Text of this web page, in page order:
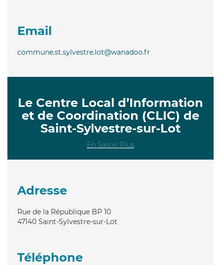
Email
commune.st.sylvestre.lot@wanadoo.fr
Le Centre Local d’Information
et de Coordination (CLIC) de
Saint-Sylvestre-sur-Lot
En Savoir Plus
Adresse
Rue de la République BP 10
47140 Saint-Sylvestre-sur-Lot
Téléphone